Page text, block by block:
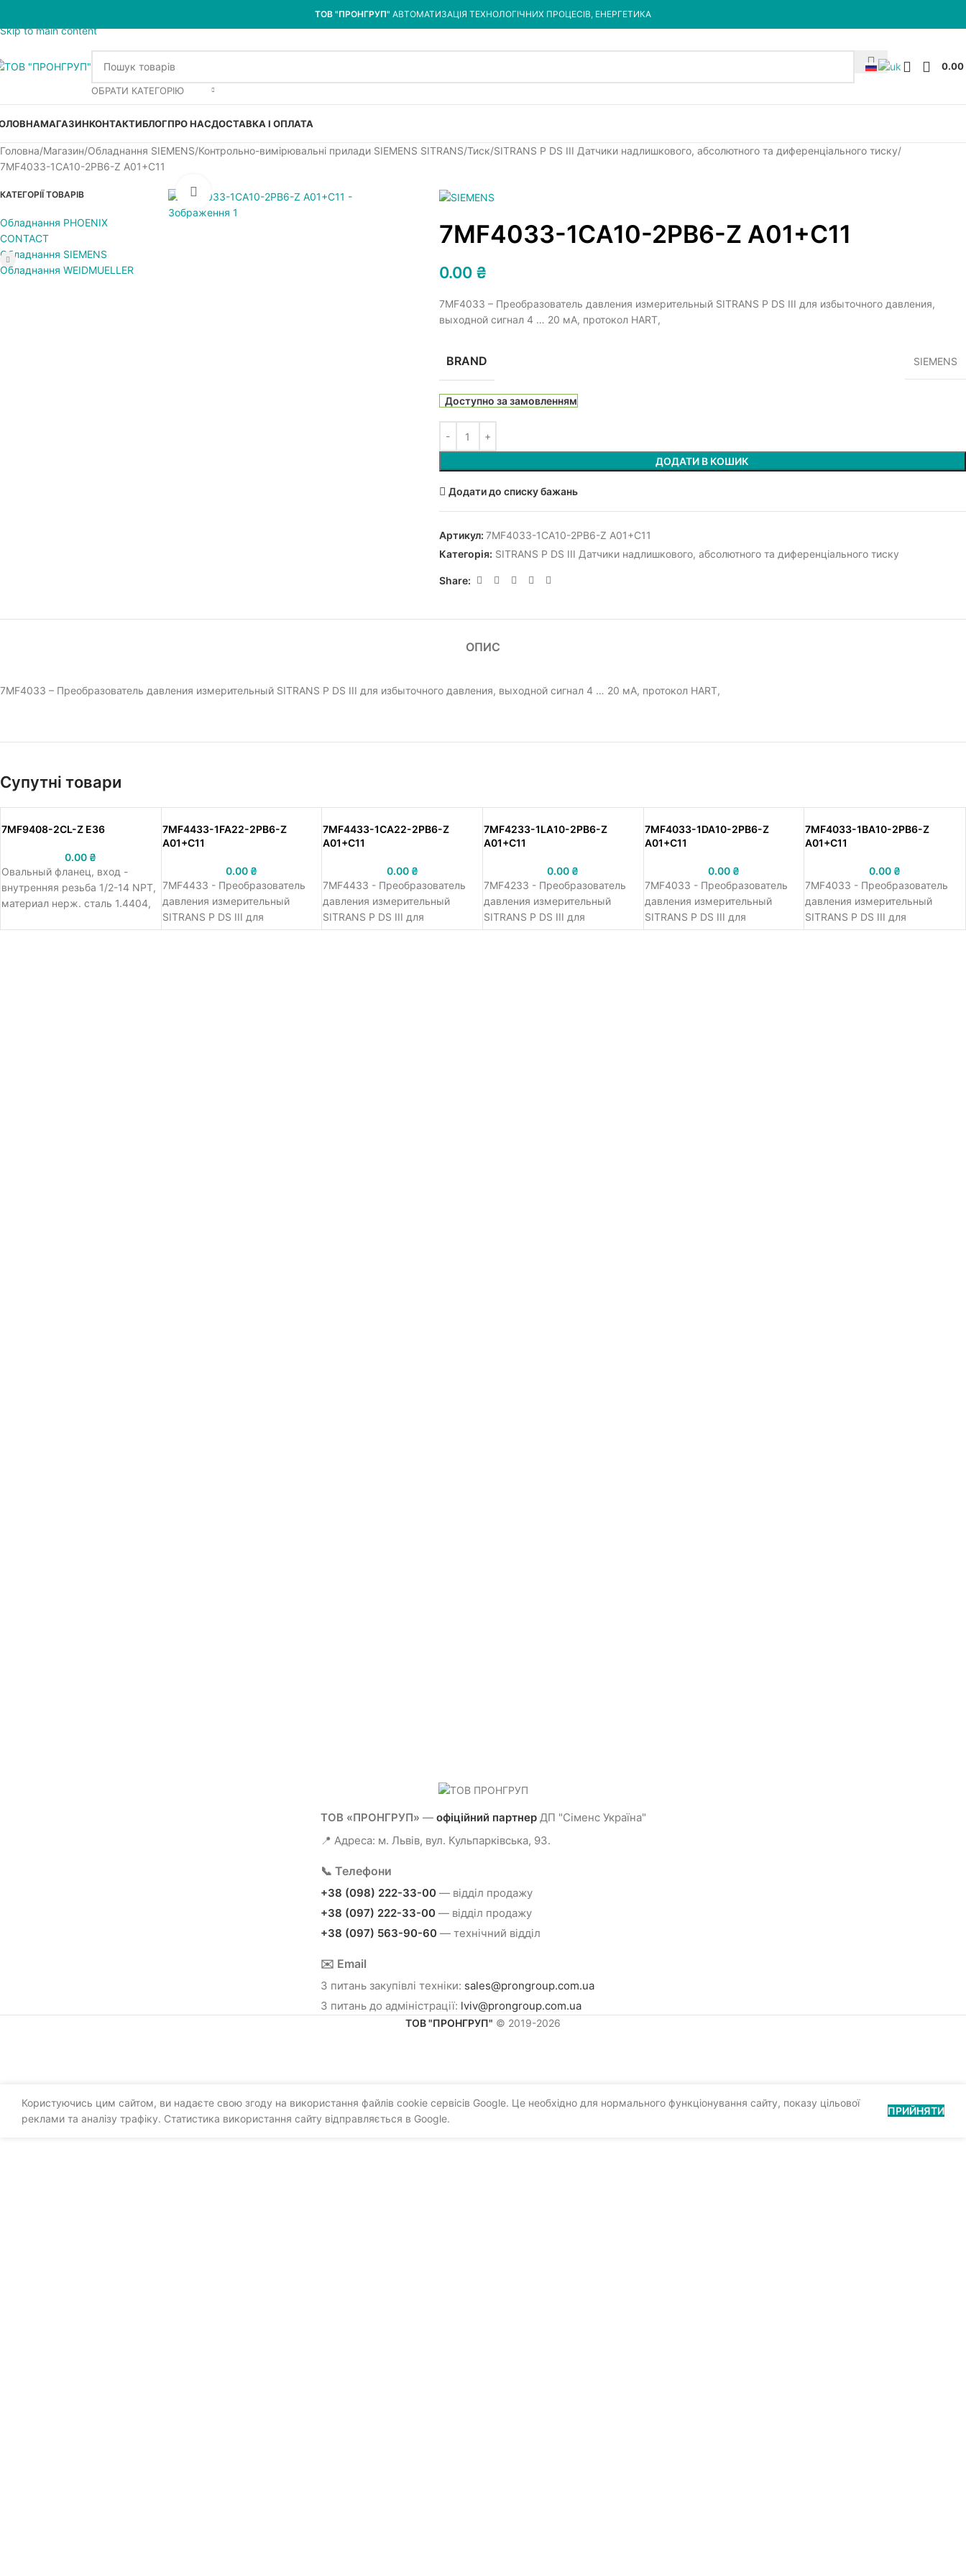
Skip to main content
ТОВ "ПРОНГРУП" АВТОМАТИЗАЦІЯ ТЕХНОЛОГІЧНИХ ПРОЦЕСІВ, ЕНЕРГЕТИКА
ОБРАТИ КАТЕГОРІЮ
0.00
МАГАЗИНКОНТАКТИБЛОГПРО НАСДОСТАВКА І ОПЛАТА
Головна Магазин Обладнання SIEMENS Контрольно-вимірювальні прилади SIEMENS SITRANS Тиск SITRANS P DS III Датчики надлишкового, абсолютного та диференціального тиску
7MF4033-1CA10-2PB6-Z A01+C11
КАТЕГОРІЇ ТОВАРІВ
Обладнання PHOENIX
CONTACT
Обладнання SIEMENS
Обладнання WEIDMUELLER
Увеличить
7MF4033-1CA10-2PB6-Z A01+C11
0.00 ₴
7MF4033 – Преобразователь давления измерительный SITRANS P DS III для избыточного давления,
выходной сигнал 4 … 20 мА, протокол HART,
BRAND SIEMENS
Доступно за замовленням
ДОДАТИ В КОШИК
Додати до списку бажань
Артикул: 7MF4033-1CA10-2PB6-Z A01+C11
Категорія: SITRANS P DS III Датчики надлишкового, абсолютного та диференціального тиску
Share:
ОПИС
7MF4033 – Преобразователь давления измерительный SITRANS P DS III для избыточного давления, выходной сигнал 4 … 20 мА, протокол HART,
Супутні товари
7MF9408-2CL-Z E36
0.00 ₴
Овальный фланец, вход -
внутренняя резьба 1/2-14 NPT,
материал нерж. сталь 1.4404,
7MF4433-1FA22-2PB6-Z
A01+C11
0.00 ₴
7MF4433 - Преобразователь
давления измерительный
SITRANS P DS III для
дифференциального давления
7MF4433-1CA22-2PB6-Z
A01+C11
0.00 ₴
7MF4433 - Преобразователь
давления измерительный
SITRANS P DS III для
дифференциального давления
7MF4233-1LA10-2PB6-Z
A01+C11
0.00 ₴
7MF4233 - Преобразователь
давления измерительный
SITRANS P DS III для
абсолютного давления,
7MF4033-1DA10-2PB6-Z
A01+C11
0.00 ₴
7MF4033 - Преобразователь
давления измерительный
SITRANS P DS III для
избыточного давления,
7MF4033-1BA10-2PB6-Z
A01+C11
0.00 ₴
7MF4033 - Преобразователь
давления измерительный
SITRANS P DS III для
избыточного давления,
ТОВ «ПРОНГРУП» — офіційний партнерДП "Сіменс Україна"
📍 Адреса: м. Львів, вул. Кульпарківська, 93.
📞 Телефони
+38 (098) 222-33-00— відділ продажу
+38 (097) 222-33-00— відділ продажу
+38 (097) 563-90-60— технічний відділ
✉️ Email
З питань закупівлі техніки: sales@prongroup.com.ua
З питань до адміністрації: lviv@prongroup.com.ua
ТОВ "ПРОНГРУП" © 2019-2026
Користуючись цим сайтом, ви надаєте свою згоду на використання файлів cookie сервісів Google. Це необхідно для нормального функціонування сайту, показу цільової
реклами та аналізу трафіку. Статистика використання сайту відправляється в Google.
ПРИЙНЯТИ